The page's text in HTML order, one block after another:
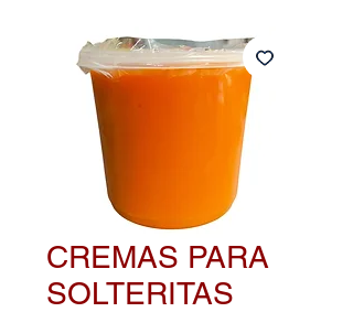
CREMAS PARA
SOLTERITAS